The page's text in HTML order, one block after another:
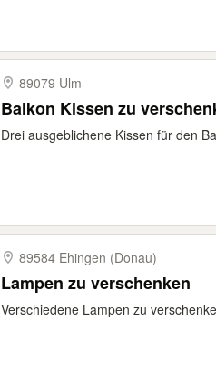
89079 Ulm
Balkon Kissen zu
Drei ausgeblichene Kissen für den
89584 Ehingen (Donau)
Lampen zu verschenken
Verschiedene Lampen zu